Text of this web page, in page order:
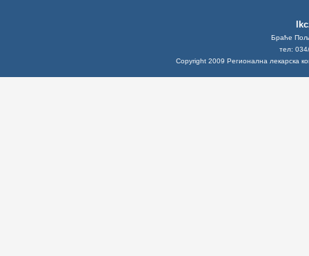
Браће
тел:
Copyright 2009 Регионална лекарска